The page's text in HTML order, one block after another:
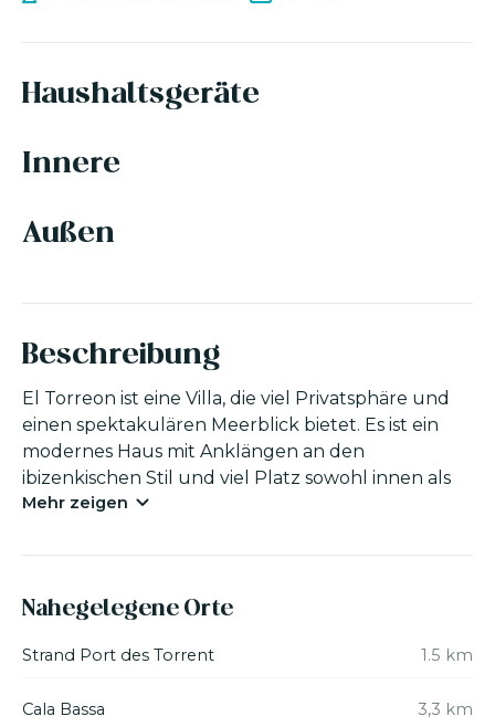
Haushaltsgeräte
Innere
Außen
Beschreibung
El Torreon ist eine Villa, die viel Privatsphäre und
einen spektakulären Meerblick bietet. Es ist ein
modernes Haus mit Anklängen an den
ibizenkischen Stil und viel Platz sowohl innen als
auch außen. Die Zimmer sind ebenfalls sehr
groß. Es ist komplett ausgestattet und die Küche
großen Flur, der zur Küche und zum geräumigen
zweiten Stock führt. Hier befindet sich eine
Mehr zeigen
Nahegelegene Orte
Strand Port des Torrent 1.5 km
Cala Bassa 3,3 km